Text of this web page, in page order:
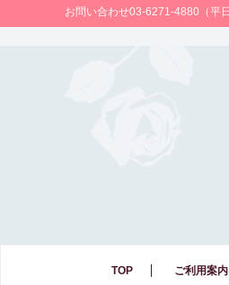
お問い合わせ03-6271-4880 （平
TOP ご利用案内